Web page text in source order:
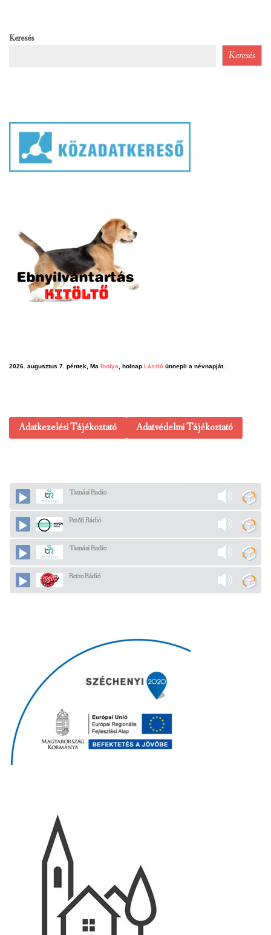
Keresés
Keresés
2026. augusztus 7. péntek, Ma Ibolya, holnap László ünnepli a névnapját.
Adatkezelési Tájékoztató Adatvédelmi Tájékoztató
Tamási Radio
Petőfi Rádió
Tamási Radio
Retro Rádió